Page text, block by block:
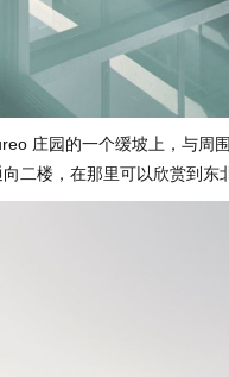
庄园的一个缓坡上，与周
二楼，在那里可以欣赏到东